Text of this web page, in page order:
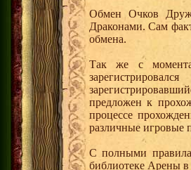
Обмен Очков
Драконами. Сам
обмена.
Так же с
предложен к
процессе
различные игровые
С полными
библиотеке Арены в